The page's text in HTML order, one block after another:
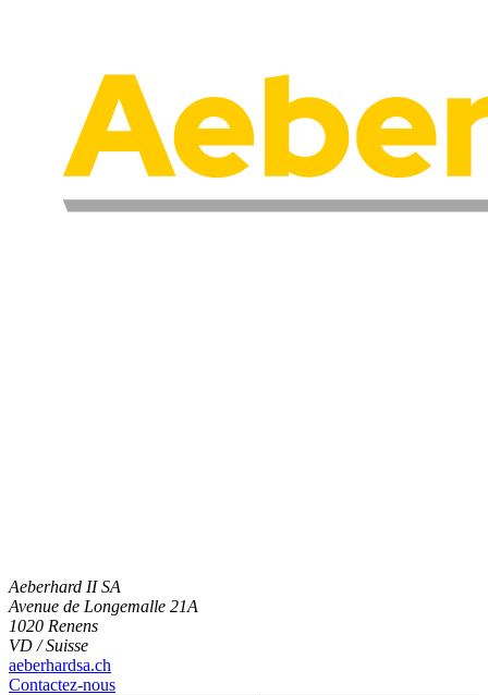
Aeberhard II SA
Avenue de Longemalle 21A
1020 Renens
VD / Suisse
aeberhardsa.ch
Contactez-nous